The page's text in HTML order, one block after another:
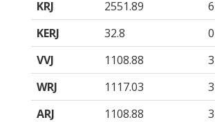
KRJ
2551.89
6
KERJ
32.8
0
VVJ
1108.88
3
WRJ
1117.03
3
ARJ
1108.88
3